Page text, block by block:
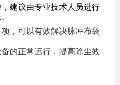
，建议由专业技术人员进行
，可以有效解决脉冲布袋
的正常运行，提高除尘效